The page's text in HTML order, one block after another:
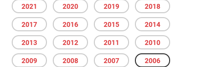
2021
2020 2019
2018
2017
2016 2015
2014
2013
2012 2011
2010
2009
2008 2007 2006